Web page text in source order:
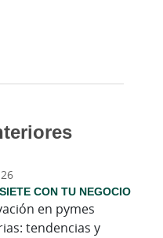
CON TU NEGOCIO
en pymes
tendencias y